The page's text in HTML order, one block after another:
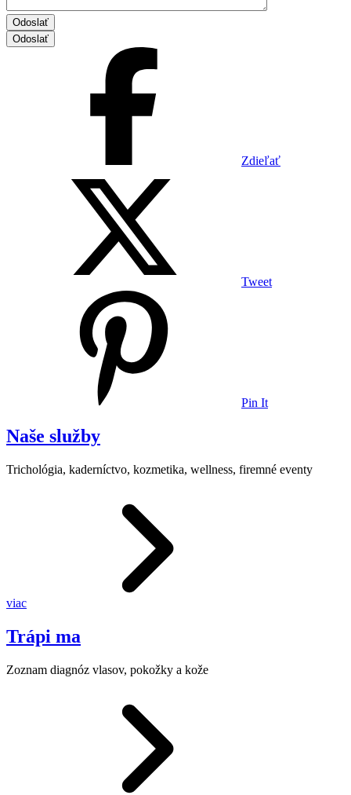
Zdieľať
Tweet
Pin It
Naše služby
Trichológia, kaderníctvo, kozmetika, wellness, firemné eventy
viac
Trápi ma
Zoznam diagnóz vlasov, pokožky a kože